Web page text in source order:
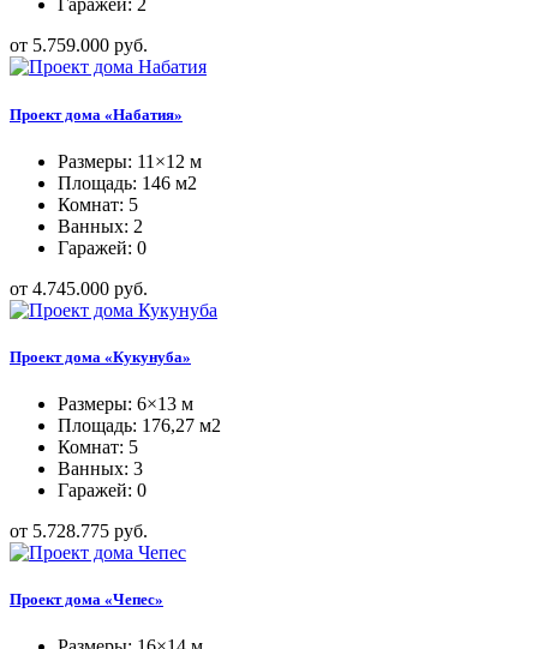
Гаражей: 2
от 5.759.000 руб.
Проект дома «Набатия»
Размеры: 11×12 м
Площадь: 146 м2
Комнат: 5
Ванных: 2
Гаражей: 0
от 4.745.000 руб.
Проект дома «Кукунуба»
Размеры: 6×13 м
Площадь: 176,27 м2
Комнат: 5
Ванных: 3
Гаражей: 0
от 5.728.775 руб.
Проект дома «Чепес»